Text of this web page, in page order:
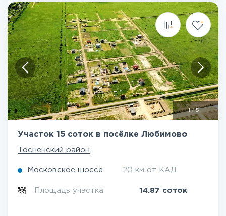
1/5
Участок 15 соток в посёлке Любимово
Тосненский район
Московское шоссе 20 км от КАД
Площадь участка: 14.87 соток